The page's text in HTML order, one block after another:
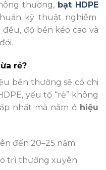
thường, bạt HDPE
kỹ thuật nghiêm
độ bền kéo cao và
rẻ?
bền thường sẽ có chi
yếu tố “rẻ” không
nhất mà nằm ở hiệu
đến 20–25 năm
trì thường xuyên